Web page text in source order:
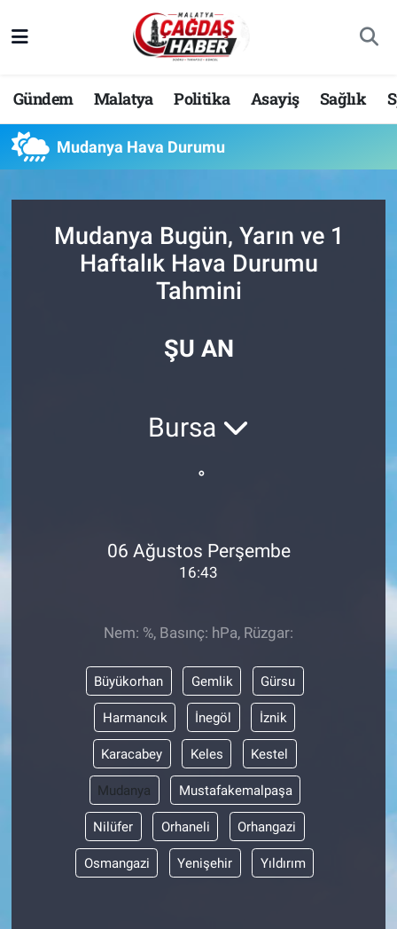
Gündem Malatya Politika Asayiş Sağlık
Mudanya Hava Durumu
Mudanya Bugün, Yarın ve 1
Haftalık Hava Durumu
Tahmini
ŞU AN
Bursa
°
06 Ağustos Perşembe
16:43
Nem: %, Basınç: hPa, Rüzgar:
Büyükorhan Gemlik Gürsu
Harmancık İnegöl İznik
Karacabey Keles Kestel
Mudanya Mustafakemalpaşa
Nilüfer Orhaneli Orhangazi
Osmangazi Yenişehir Yıldırım
Hava Durumu
Malatya Namaz Vakitleri
Trafik Durumu
Süper Lig Puan Durumu ve Fikstür
Son Dakika Haberleri